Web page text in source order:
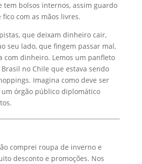
tem bolsos internos, assim guardo
com as mãos livres.
que deixam dinheiro cair,
seu lado, que fingem passar mal,
com dinheiro. Lemos um panfleto
no Chile que estava sendo
Imagina como deve ser
órgão público diplomático
comprei roupa de inverno e
desconto e promoções. Nos